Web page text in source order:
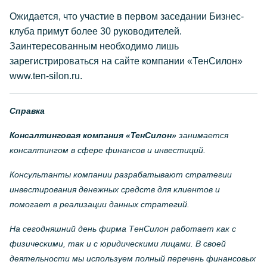
Ожидается, что участие в первом заседании Бизнес-
клуба примут более 30 руководителей.
Заинтересованным необходимо лишь
зарегистрироваться на сайте компании «ТенСилон»
www.ten-silon.ru.
Справка
Консалтинговая компания «ТенСилон» занимается
консалтингом в сфере финансов и инвестиций.
Консультанты компании разрабатывают стратегии
инвестирования денежных средств для клиентов и
помогает в реализации данных стратегий.
На сегодняшний день фирма ТенСилон работает как с
физическими, так и с юридическими лицами. В своей
деятельности мы используем полный перечень финансовых